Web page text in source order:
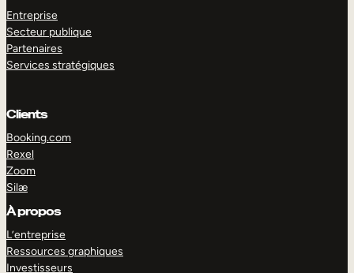
Entreprise
Secteur publique
Partenaires
Services stratégiques
Clients
Booking.com
Rexel
Zoom
Silæ
À propos
L’entreprise
Ressources graphiques
Investisseurs